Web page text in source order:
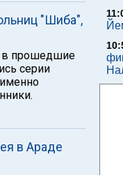
"Шиба",
в прошедшие
серии
именно
в Араде